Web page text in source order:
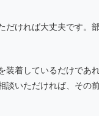
だければ大丈夫です。
装着しているだけであ
談いただければ、その